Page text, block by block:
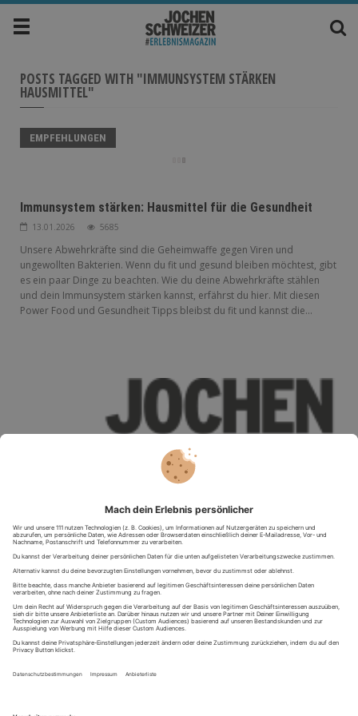
POSTS TAGGED WITH "IMMUNSYSTEM STÄRKEN
HAUSMITTEL"
EMPFEHLUNGEN
Immunsystem stärken: Hausmittel für die Gesundheit
13.01.2026 5685
Unsere Abwehrkräfte sind die Geheimwaffe gegen Viren und
ungewollten Bakterien. Wenn du fit und gesund bleiben möchtest, gibt
es ein paar Dinge zu beachten. Wie du deine Abwehrkräfte stählen
und dein Immunsystem stärken kannst, erfährst du hier. Mit diesen
Power Food und Gesundheit Tipps bleibst du fit und kannst die...
UNTERNEHMEN
Über uns Presse Karriere
FAQ
Zum Jochen Schweizer Shop